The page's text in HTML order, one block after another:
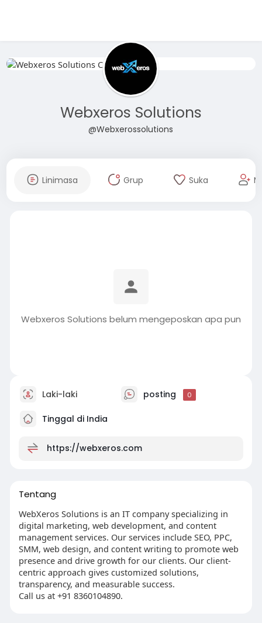
Webxeros Solutions
@Webxerossolutions
Linimasa Grup Suka
Webxeros Solutions belum mengeposkan apa pun
Laki-laki posting 0
Tinggal di India
https://webxeros.com
Tentang
WebXeros Solutions is an IT company specializing in
digital marketing, web development, and content
management services. Our services include SEO, PPC,
SMM, web design, and content writing to promote web
presence and drive growth for our clients. Our client-
centric approach gives customized solutions,
transparency, and measurable success.
Call us at +91 8360104890.